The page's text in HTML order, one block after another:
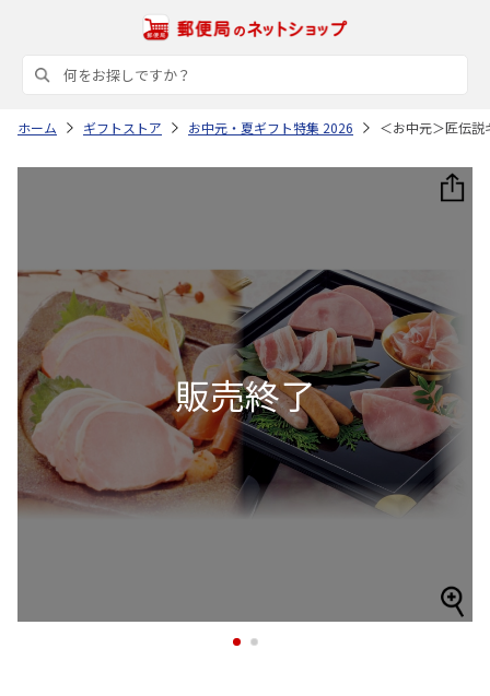
ホーム ギフトストア お中元・夏ギフト特集 2026 ＜お中元＞匠伝
1 2